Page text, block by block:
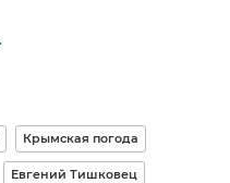
Крымская погода
Евгений Тишковец